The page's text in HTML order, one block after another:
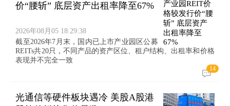
价“腰斩” 底层资产出租率降至67%
2026年08月05 18:29:38
截至2026年7月末，国内已上市产业园区公募
REITs共20只，不同产品的资产区位、租户结构、出租率和价格
表现并不完全一致
14
光通信等硬件板块遇冷 美股A股港